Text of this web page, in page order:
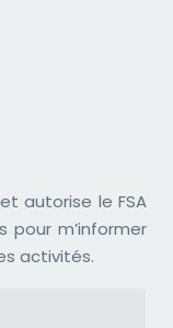
autorise le FSA
m’informer
activités.